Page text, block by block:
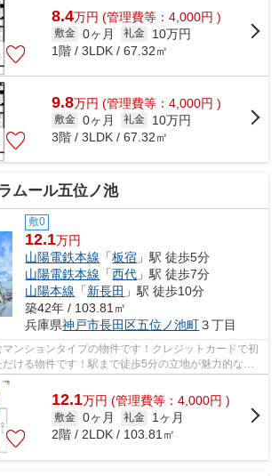
8.4万円 (管理費等：4,000円 )
敷金 0ヶ月 礼金
10万円
1階 / 3LDK / 67.32㎡
9.8万円 (管理費等：4,000円 )
敷金 0ヶ月 礼金
10万円
3階 / 3LDK / 67.32㎡
ムール五位ノ池
敷0
12.1万円
山陽電鉄本線 「板宿 」駅 徒歩5分
山陽電鉄本線 「西代 」駅 徒歩7分
山陽本線 「新長田 」駅 徒歩10分
築42年 / 103.81㎡
兵庫県神戸市長田区五位ノ池町３丁目
ンションタイプの物件です！クレジットカードで初
ける物件です！駅まで徒歩5分の立地が魅力的な、
眺望良好な物件...
12.1万円 (管理費等：4,000円 )
敷金 0ヶ月 礼金
1ヶ月
2階 / 2LDK / 103.81㎡